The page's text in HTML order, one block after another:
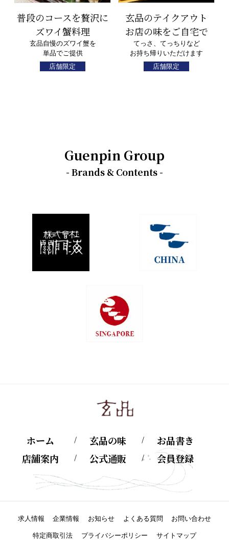
普段のコースを贅沢に
ズワイ蟹料理
玄品自慢のズワイ蟹を
単品でご提供
店舗限定
玄品のテイクアウト
お店の味をご自宅で
てっさ、てっちりなど
お持ち帰りいただけます
店舗限定
Guenpin Group
- Brands & Contents -
ホーム 玄品の味
お品書き
店舗案内
公式通販 会員登録
求人情報 企業情報 お知らせ よくある質問 お問い合わせ
特定商取引法 プライバシーポリシー サイトマップ